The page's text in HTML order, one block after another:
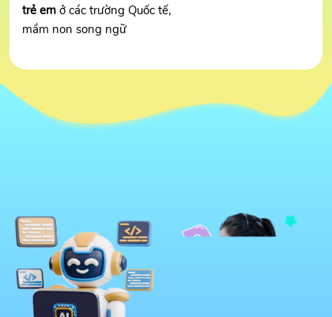
trẻ em ở các trường Quốc tế,
mầm non song ngữ